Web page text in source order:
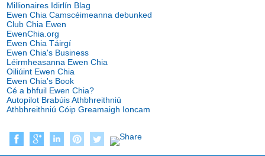
Millionaires Idirlín Blag
Ewen Chia Camscéimeanna debunked
Club Chia Ewen
EwenChia.org
Ewen Chia Táirgí
Ewen Chia's Business
Léirmheasanna Ewen Chia
Oiliúint Ewen Chia
Ewen Chia's Book
Cé a bhfuil Ewen Chia?
Autopilot Brabúis Athbhreithniú
Athbhreithniú Cóip Greamaigh Ioncam